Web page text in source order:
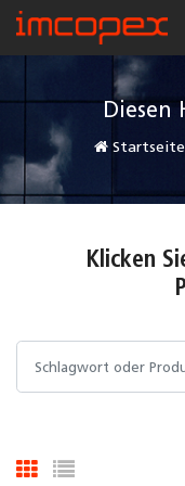
Diesen
Startseite
Klicken